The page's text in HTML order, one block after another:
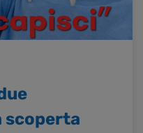
scoperta